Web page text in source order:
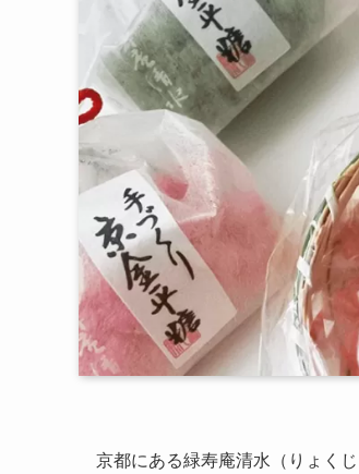
京都にある緑寿庵清水（りょく